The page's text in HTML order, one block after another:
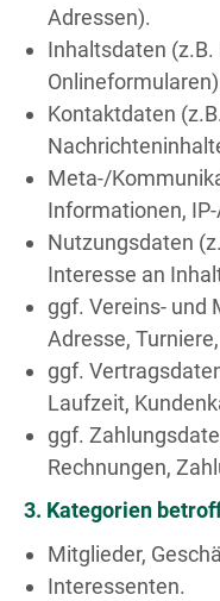
Adressen).
Inhaltsdaten (z.B.
Kontaktdaten
Meta-/
Informationen,
Nutzungsdaten
Interesse an
ggf. Vereins- und
Adresse,
ggf.
Laufzeit,
ggf.
Rechnungen,
3. Kategorien
Mitglieder,
Interessenten.